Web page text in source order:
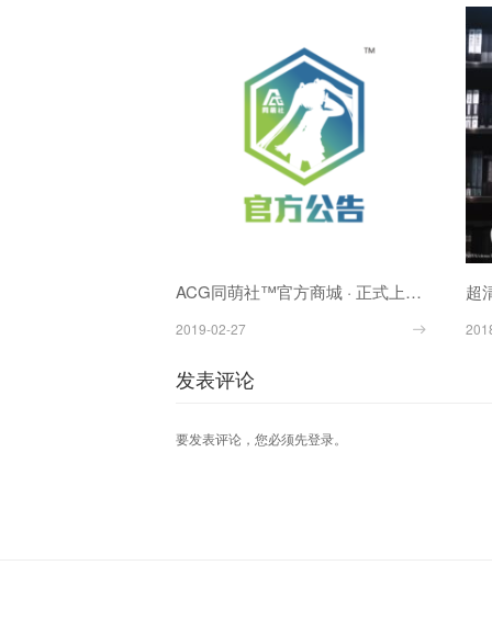
ACG同萌社™官方商城 · 正式上线运营！
2019-02-27
发表评论
要发表评论，您必须先登录。